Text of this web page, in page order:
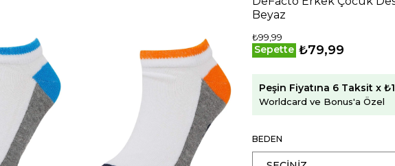
Beyaz
₺99,99
Sepette ₺79,99
Peşin Fiyatına 6 Taksit x
Worldcard ve Bonus'a Özel
BEDEN